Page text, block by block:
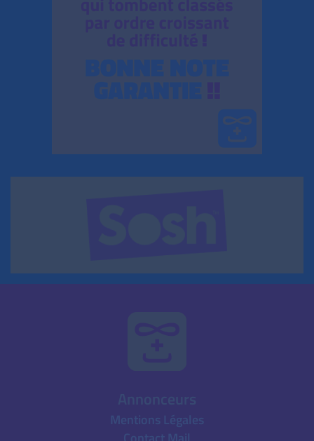
Mentions Légales